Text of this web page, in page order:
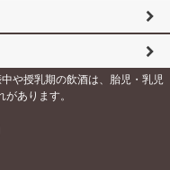
や授乳期の飲酒は、胎児・乳児
あります。